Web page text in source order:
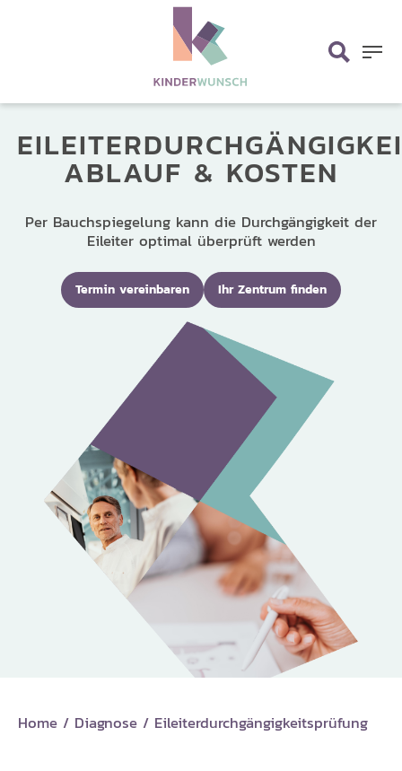
Menu
ABLAUF & KOSTEN
Per Bauchspiegelung kann die Durchgängigkeit der
Eileiter optimal überprüft werden
Termin vereinbaren Ihr Zentrum finden
Home / Diagnose / Eileiterdurchgängigkeitsprüfung